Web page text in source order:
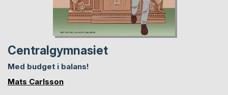
Centralgymnasiet
Med budget i balans!
Mats Carlsson